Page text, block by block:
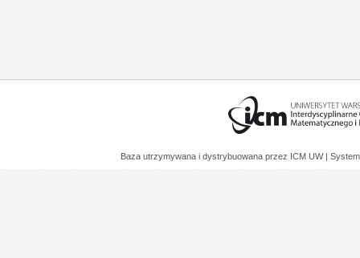
Baza utrzymywana i dystrybuowana przez ICM UW |